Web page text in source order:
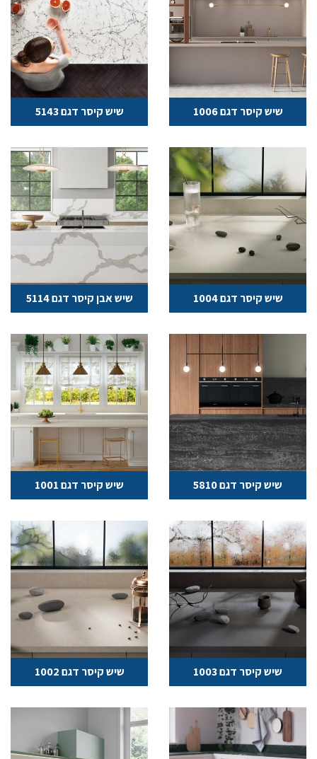
שיש קיסר דגם 1006 שיש קיסר דגם 5143
שיש קיסר דגם 1004 שיש אבן קיסר דגם 5114
שיש קיסר דגם 5810 שיש קיסר דגם 1001
שיש קיסר דגם 1003 שיש קיסר דגם 1002